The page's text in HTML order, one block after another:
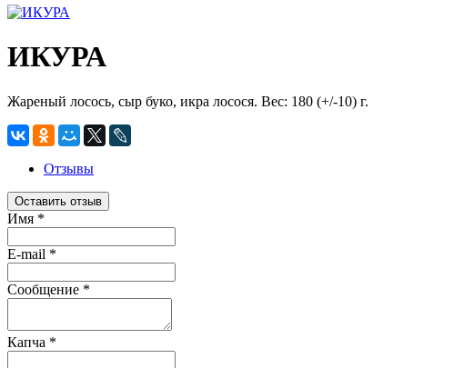
ИКУРА
Жареный лосось, сыр буко, икра лосося. Вес: 180 (+/-10) г.
Отзывы
Оставить отзыв
Имя *
E-mail *
Сообщение *
Капча *